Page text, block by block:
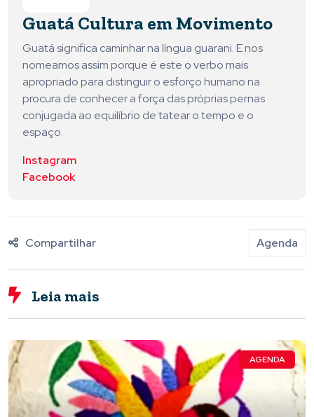
Guatá Cultura em Movimento
Guatá significa caminhar na língua guarani. E nos
nomeamos assim porque é este o verbo mais
apropriado para distinguir o esforço humano na
procura de conhecer a força das próprias pernas
conjugada ao equilíbrio de tatear o tempo e o
espaço.
Instagram
Facebook
Compartilhar Agenda
Leia mais
AGENDA